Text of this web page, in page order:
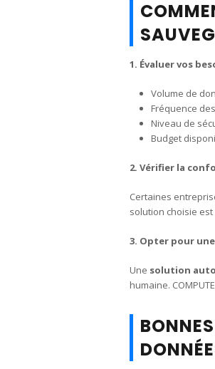
1. Évaluer vos
Volume de
Fréquence
Niveau de
Budget
2. Vérifier la
Certaines
solution choisie est
3. Opter pour
Une solution
humaine.